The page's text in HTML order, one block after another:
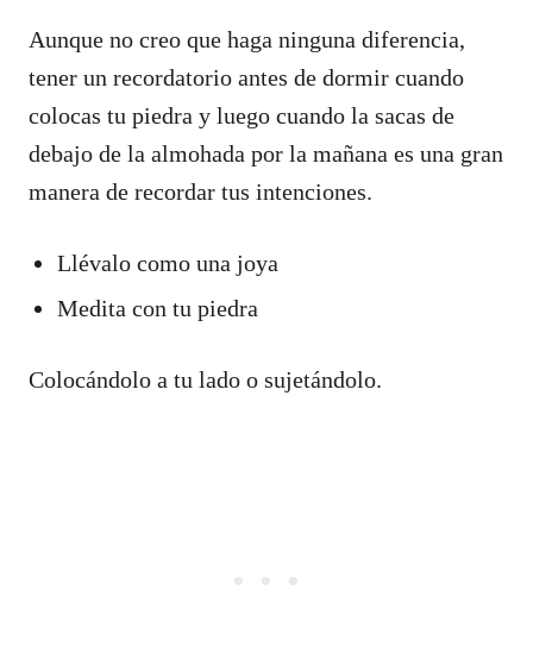
Aunque no creo que haga ninguna diferencia,
tener un recordatorio antes de dormir cuando
colocas tu piedra y luego cuando la sacas de
debajo de la almohada por la mañana es una gran
manera de recordar tus intenciones.
Llévalo como una joya
Medita con tu piedra
Colocándolo a tu lado o sujetándolo.